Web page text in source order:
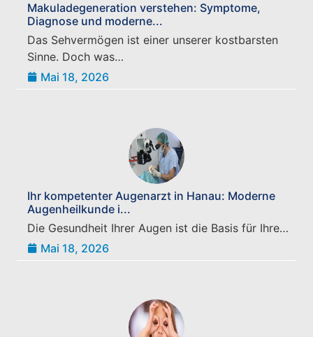
Makuladegeneration verstehen: Symptome,
Diagnose und moderne...
Das Sehvermögen ist einer unserer kostbarsten
Sinne. Doch was…
Mai 18, 2026
Ihr kompetenter Augenarzt in Hanau: Moderne
Augenheilkunde i...
Die Gesundheit Ihrer Augen ist die Basis für Ihre…
Mai 18, 2026